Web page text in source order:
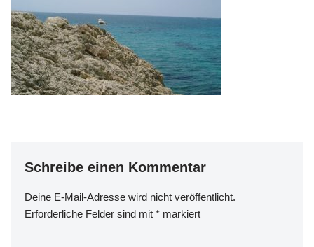
Schreibe einen Kommentar
Deine E-Mail-Adresse wird nicht veröffentlicht.
Erforderliche Felder sind mit * markiert